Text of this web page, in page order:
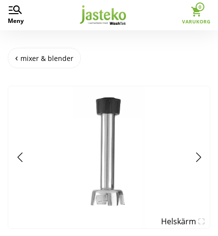
Meny
0
VARUKORG
mixer & blender
Helskärm